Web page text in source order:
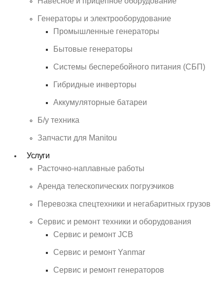
Генераторы и электрооборудование
Промышленные генераторы
Бытовые генераторы
Системы бесперебойного питания (СБП)
Гибридные инверторы
Аккумуляторные батареи
Б/у техника
Запчасти для Manitou
Услуги
Расточно-наплавные работы
Аренда телескопических погрузчиков
Перевозка спецтехники и негабаритных грузов
Сервис и ремонт техники и оборудования
Сервис и ремонт JCB
Сервис и ремонт Yanmar
Сервис и ремонт генераторов